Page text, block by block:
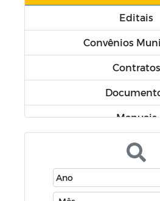
Editais
Convênios
Contratos
Manuais
Portal do
Demonstrativos